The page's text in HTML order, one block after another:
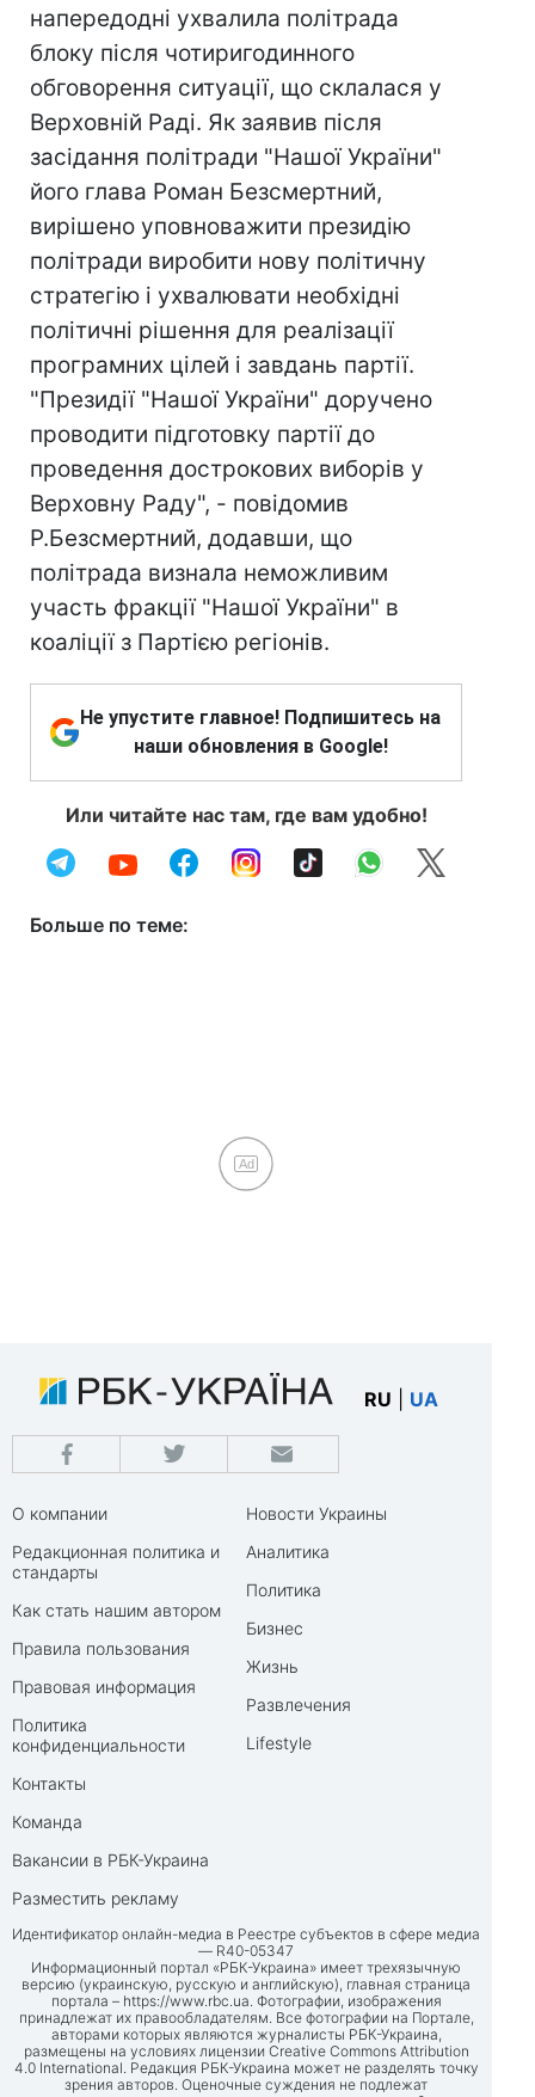
напередодні ухвалила політрада
блоку після чотиригодинного
обговорення ситуації, що склалася у
Верховній Раді. Як заявив після
засідання політради "Нашої України"
його глава Роман Безсмертний,
вирішено уповноважити президію
політради виробити нову політичну
стратегію і ухвалювати необхідні
політичні рішення для реалізації
програмних цілей і завдань партії.
"Президії "Нашої України" доручено
проводити підготовку партії до
проведення дострокових виборів у
Верховну Раду", - повідомив
Р.Безсмертний, додавши, що
політрада визнала неможливим
участь фракції "Нашої України" в
коаліції з Партією регіонів.
Не упустите главное! Подпишитесь на
наши обновления в Google!
Или читайте нас там, где вам удобно!
Больше по теме:
Ad
RU UA
О компании
Редакционная политика и
стандарты
Как стать нашим автором
Правила пользования
Правовая информация
Политика
конфиденциальности
Контакты
Команда
Вакансии в РБК-Украина
Разместить рекламу
Новости Украины
Аналитика
Политика
Бизнес
Жизнь
Развлечения
Lifestyle
Идентификатор онлайн-медиа в Реестре субъектов в сфере медиа
— R40-05347
Информационный портал «РБК-Украина» имеет трехязычную
версию (украинскую, русскую и английскую), главная страница
портала – https://www.rbc.ua. Фотографии, изображения
принадлежат их правообладателям. Все фотографии на Портале,
авторами которых являются журналисты РБК-Украина,
размещены на условиях лицензии Creative Commons Attribution
4.0 International. Редакция РБК-Украина может не разделять точку
зрения авторов. Оценочные суждения не подлежат